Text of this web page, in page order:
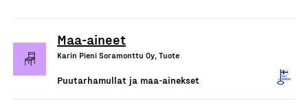
Maa-aineet
Karin Pieni Soramonttu Oy, Tuote
Puutarhamullat ja maa-ainekset